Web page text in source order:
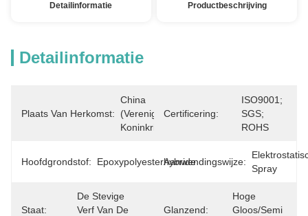
Detailinformatie Productbeschrijving
Detailinformatie
Plaats Van Herkomst:
China
(Verenigd
Koninkrijk)
Certificering:
ISO9001;
SGS;
ROHS
Hoofdgrondstof: EpoxypolyesterhybrideAanwendingswijze:
Spray
Staat:
De Stevige
Verf Van De
Glanzend:
Hoge
Gloos/semi